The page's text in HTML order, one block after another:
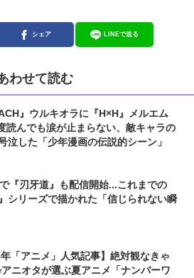
シェア LINEで送る
わせて読む
』ウルキオラに『H×H』メルエム
読んでも涙が止まらない、敵キャラの
泣した「少年漫画の伝説的シーン」
『刃牙道』も配信開始...これまでの
』シリーズで描かれた「信じられない瞬
年「アニメ」人気記事】絶対観なきゃ
ニオタが選ぶ夏アニメ「ナンバーワ